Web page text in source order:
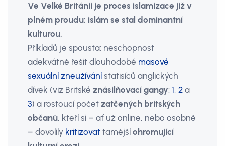
Ve Velké Británii je proces islamizace již v
plném proudu: islám se stal dominantní
kulturou.
Příkladů je spousta: neschopnost
adekvátně řešit dlouhodobé masové
sexuální zneužívánístatisíců anglických
dívek (viz Britské znásilňovací gangy: 1, 2 a
3) a rostoucí počet zatčených britských
občanů, kteří si – ať už online, nebo osobně
– dovolily kritizovat tamějšíohromující